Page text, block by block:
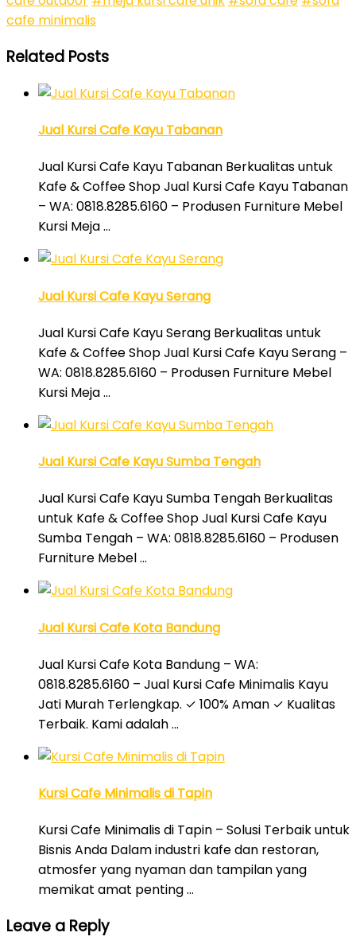
cafe minimalis
Related Posts
Jual Kursi Cafe Kayu Tabanan
Jual Kursi Cafe Kayu Tabanan Berkualitas untuk
Kafe & Coffee Shop Jual Kursi Cafe Kayu Tabanan
– WA: 0818.8285.6160 – Produsen Furniture Mebel
Kursi Meja …
Jual Kursi Cafe Kayu Serang
Jual Kursi Cafe Kayu Serang Berkualitas untuk
Kafe & Coffee Shop Jual Kursi Cafe Kayu Serang –
WA: 0818.8285.6160 – Produsen Furniture Mebel
Kursi Meja …
Jual Kursi Cafe Kayu Sumba Tengah
Jual Kursi Cafe Kayu Sumba Tengah Berkualitas
untuk Kafe & Coffee Shop Jual Kursi Cafe Kayu
Sumba Tengah – WA: 0818.8285.6160 – Produsen
Furniture Mebel …
Jual Kursi Cafe Kota Bandung
Jual Kursi Cafe Kota Bandung – WA:
0818.8285.6160 – Jual Kursi Cafe Minimalis Kayu
Jati Murah Terlengkap. ✓ 100% Aman ✓ Kualitas
Terbaik. Kami adalah …
Kursi Cafe Minimalis di Tapin
Kursi Cafe Minimalis di Tapin – Solusi Terbaik untuk
Bisnis Anda Dalam industri kafe dan restoran,
atmosfer yang nyaman dan tampilan yang
memikat amat penting …
Leave a Reply